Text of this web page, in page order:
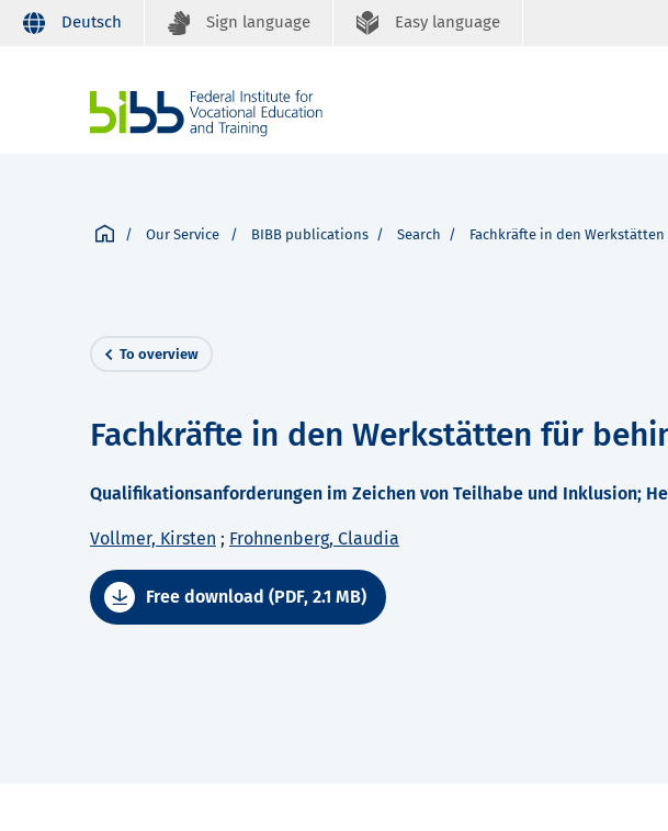
Deutsch Sign language Easy language
Our Service BIBB publications Search Fachkräfte in den
To overview
Fachkräfte in den Werkstätten für
Qualifikationsanforderungen im Zeichen von Teilhabe und Inklusion;
Vollmer, Kirsten ; Frohnenberg, Claudia
Free download (PDF, 2.1 MB)